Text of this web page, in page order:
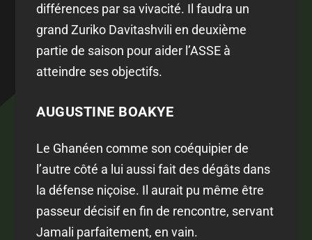
différences par sa vivacité. Il faudra un
grand Zuriko Davitashvili en deuxième
partie de saison pour aider l’ASSE à
atteindre ses objectifs.
AUGUSTINE BOAKYE
Le Ghanéen comme son coéquipier de
l’autre côté a lui aussi fait des dégâts dans
la défense niçoise. Il aurait pu même être
passeur décisif en fin de rencontre, servant
Jamali parfaitement, en vain.